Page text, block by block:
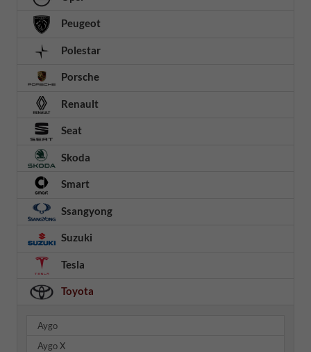
Peugeot
Polestar
Porsche
Renault
Seat
Skoda
Smart
Ssangyong
Suzuki
Tesla
Toyota
Aygo
Aygo X